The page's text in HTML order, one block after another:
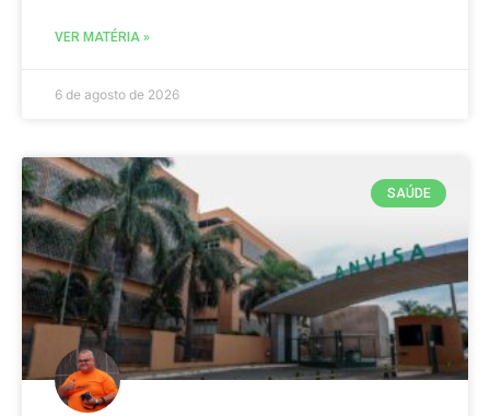
VER MATÉRIA »
6 de agosto de 2026
SAÚDE